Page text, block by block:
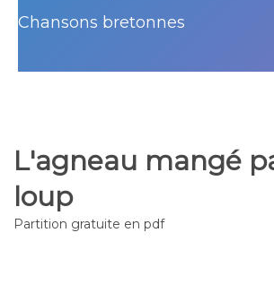
Chansons bretonnes
L'agneau mangé
loup
Partition gratuite en pdf